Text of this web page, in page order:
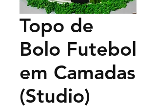
Topo de
Bolo Futebol
em Camadas
(Studio)